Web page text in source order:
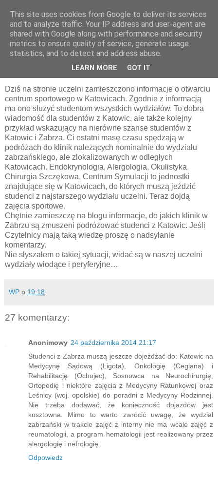
pluskiewicz.blogspot.com
piątek, 24 października 2014
Równi i równiejsi
Dziś na stronie uczelni zamieszczono informacje o otwarciu
centrum sportowego w Katowicach. Zgodnie z informacją
ma ono służyć studentom wszystkich wydziałów. To dobra
wiadomość dla studentów z Katowic, ale także kolejny
przykład wskazujący na nierówne szanse studentów z
Katowic i Zabrza. Ci ostatni masę czasu spędzają w
podróżach do klinik należących nominalnie do wydziału
zabrzańskiego, ale zlokalizowanych w odległych
Katowicach. Endokrynologia, Alergologia, Okulistyka,
Chirurgia Szczękowa, Centrum Symulacji to jednostki
znajdujące się w Katowicach, do których muszą jeździć
studenci z najstarszego wydziału uczelni. Teraz dojdą
zajęcia sportowe.
Chętnie zamieszczę na blogu informacje, do jakich klinik w
Zabrzu są zmuszeni podróżować studenci z Katowic. Jeśli
Czytelnicy mają taką wiedzę proszę o nadsyłanie
komentarzy.
Nie słyszałem o takiej sytuacji, widać są w naszej uczelni
wydziały wiodące i peryferyjne…
WP o 19:18
27 komentarzy:
Anonimowy 24 października 2014 21:17
Studenci z Zabrza muszą jeszcze dojeżdżać do: Katowic na
Medycynę Sądową (Ligota), Onkologię (Ceglana) i
Rehabilitację (Ochojec), Sosnowca na Neurochirurgię,
Ortopedię i niektóre zajęcia z Medycyny Ratunkowej oraz
Leśnicy (woj. opolskie) do poradni z Medycyny Rodzinnej.
Nie trzeba dodawać, że konieczność dojazdów jest
kosztowna. Mimo to warto zwrócić uwagę, że wydział
zabrzański w trakcie zajęć z interny nie ma wcale zajęć z
reumatologii, a program hematologii jest realizowany przez
alergologię i nefrologię.
Odpowiedz
This site uses cookies from Google to deliver its services
and to analyze traffic. Your IP address and user-agent are
shared with Google along with performance and security
metrics to ensure quality of service, generate usage
statistics, and to detect and address abuse.
LEARN MORE GOT IT